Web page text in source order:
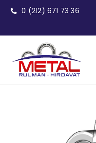
0 (212) 671 73 36